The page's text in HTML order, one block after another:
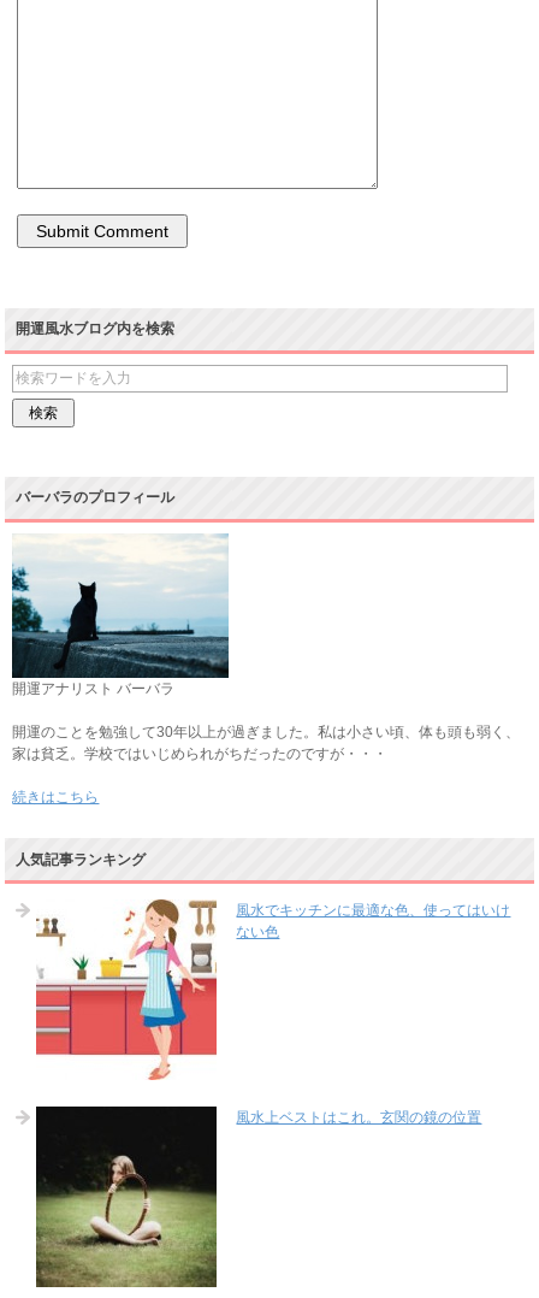
開運風水ブログ内を検索
バーバラのプロフィール
開運アナリスト バーバラ
開運のことを勉強して30年以上が過ぎました。私は小さい頃、体も頭も弱く、
家は貧乏。学校ではいじめられがちだったのですが・・・
続きはこちら
人気記事ランキング
風水でキッチンに最適な色、使ってはいけ
ない色
風水上ベストはこれ。玄関の鏡の位置